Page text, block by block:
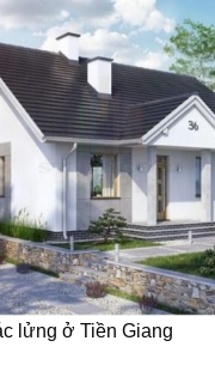
lửng ở Tiền Giang